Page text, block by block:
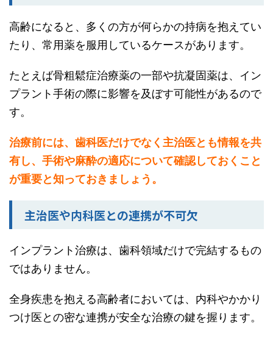
高齢になると、多くの方が何らかの持病を抱えてい
たり、常用薬を服用しているケースがあります。
たとえば骨粗鬆症治療薬の一部や抗凝固薬は、イン
プラント手術の際に影響を及ぼす可能性があるので
す。
治療前には、歯科医だけでなく主治医とも情報を共
有し、手術や麻酔の適応について確認しておくこと
が重要と知っておきましょう。
主治医や内科医との連携が不可欠
インプラント治療は、歯科領域だけで完結するもの
ではありません。
全身疾患を抱える高齢者においては、内科やかかり
つけ医との密な連携が安全な治療の鍵を握ります。